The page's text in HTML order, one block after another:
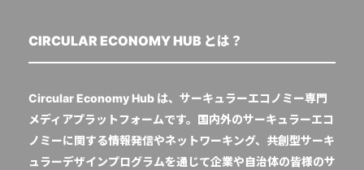
CIRCULAR ECONOMY HUB とは？
Circular Economy Hub は、サーキュラーエコノミー専門
メディアプラットフォームです。国内外のサーキュラーエコ
ノミーに関する情報発信やネットワーキング、共創型サーキ
ュラーデザインプログラムを通じて企業や自治体の皆様のサ